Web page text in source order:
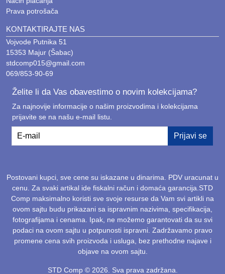
Prava potrošača
KONTAKTIRAJTE NAS
Vojvode Putnika 51
15353 Majur (Šabac)
stdcomp015@gmail.com
069/853-90-69
Želite li da Vas obavestimo o novim kolekcijama?
Za najnovije informacije o našim proizvodima i kolekcijama
prijavite se na našu e-mail listu.
E-mail
Prijavi se
Postovani kupci, sve cene su iskazane u dinarima. PDV uracunat u
cenu. Za svaki artikal ide fiskalni račun i domaća garancija.STD
Comp maksimalno koristi sve svoje resurse da Vam svi artikli na
ovom sajtu budu prikazani sa ispravnim nazivima, specifikacija,
fotografijama i cenama. Ipak, ne možemo garantovati da su svi
podaci na ovom sajtu u potpunosti ispravni. Zadržavamo pravo
promene cena svih proizvoda i usluga, bez prethodne najave i
objave na ovom sajtu.
STD Comp © 2026. Sva prava zadržana.